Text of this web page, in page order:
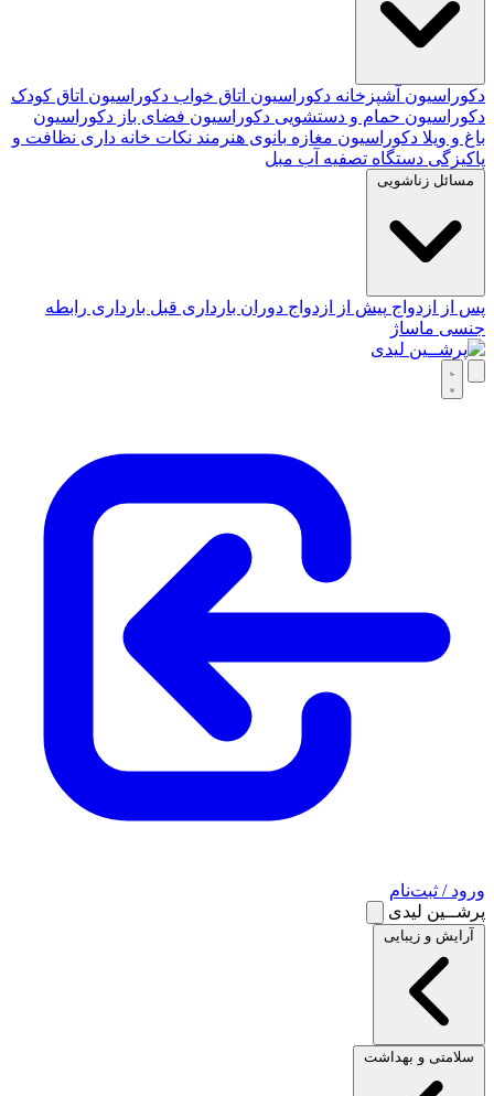
دکوراسیون آشپزخانه دکوراسیون اتاق خواب دکوراسیون اتاق کودک
دکوراسیون حمام و دستشویی دکوراسیون فضای باز دکوراسیون
باغ و ویلا دکوراسیون مغازه بانوی هنرمند نکات خانه داری نظافت و
پاکیزگی دستگاه تصفیه آب مبل
مسائل زناشویی
پس از ازدواج پیش از ازدواج دوران بارداری قبل بارداری رابطه
جنسی ماساژ
ورود / ثبت‌نام
پرشــین لیدی
آرایش و زیبایی
سلامتی و بهداشت